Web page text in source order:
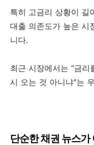
특히 고금리 상황이 길
대출 의존도가 높은 시
니다.
최근 시장에서는 "금리
시 오는 것 아니냐"는
단순한 채권 뉴스가